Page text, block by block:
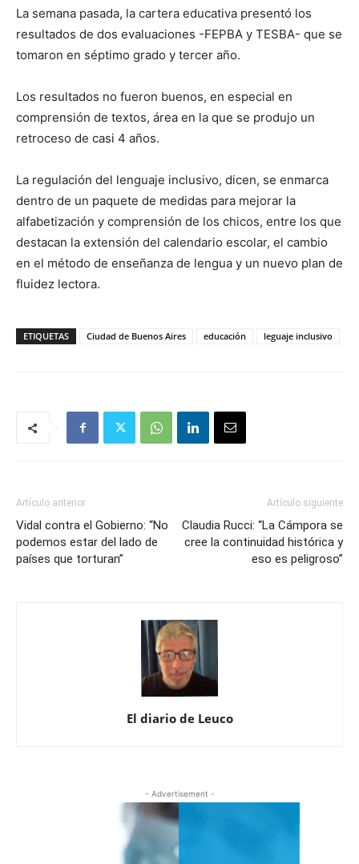
La semana pasada, la cartera educativa presentó los
resultados de dos evaluaciones -FEPBA y TESBA- que se
tomaron en séptimo grado y tercer año.
Los resultados no fueron buenos, en especial en
comprensión de textos, área en la que se produjo un
retroceso de casi 4 años.
La regulación del lenguaje inclusivo, dicen, se enmarca
dentro de un paquete de medidas para mejorar la
alfabetización y comprensión de los chicos, entre los que
destacan la extensión del calendario escolar, el cambio
en el método de enseñanza de lengua y un nuevo plan de
fluidez lectora.
ETIQUETAS Ciudad de Buenos Aires educación leguaje inclusivo
Artículo anterior
Vidal contra el Gobierno: “No
podemos estar del lado de
países que torturan”
Artículo siguiente
Claudia Rucci: “La Cámpora se
cree la continuidad histórica y
eso es peligroso”
El diario de Leuco
- Advertisement -